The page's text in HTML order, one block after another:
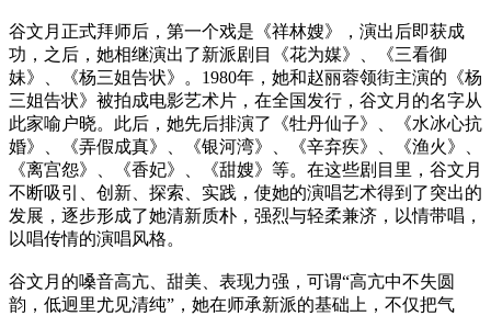
谷文月正式拜师后，第一个戏是《祥林嫂》，演出后即获成
功，之后，她相继演出了新派剧目《花为媒》、《三看御
妹》、《杨三姐告状》。1980年，她和赵丽蓉领街主演的《杨
三姐告状》被拍成电影艺术片，在全国发行，谷文月的名字从
此家喻户晓。此后，她先后排演了《牡丹仙子》、《水冰心抗
婚》、《弄假成真》、《银河湾》、《辛弃疾》、《渔火》、
《离宫怨》、《香妃》、《甜嫂》等。在这些剧目里，谷文月
不断吸引、创新、探索、实践，使她的演唱艺术得到了突出的
发展，逐步形成了她清新质朴，强烈与轻柔兼济，以情带唱，
以唱传情的演唱风格。
谷文月的嗓音高亢、甜美、表现力强，可谓“高亢中不失圆
韵，低迥里尤见清纯”，她在师承新派的基础上，不仅把气